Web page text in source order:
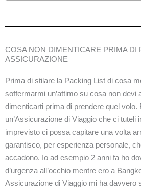
COSA NON DIMENTICARE PRIMA DI
ASSICURAZIONE
Prima di stilare la Packing List di cosa
soffermarmi un’attimo su cosa non devi
dimenticarti prima di prendere quel volo.
un’Assicurazione di Viaggio che ci tuteli
imprevisto ci possa capitare una volta
garantisco, per esperienza personale,
accadono. Io ad esempio 2 anni fa ho
d’urgenza all’occhio mentre ero a
Assicurazione di Viaggio mi ha davvero